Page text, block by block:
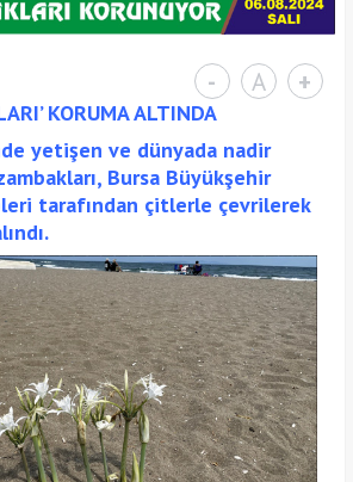
- A +
KORUMA ALTINDA
yetişen ve dünyada nadir
Bursa Büyükşehir
tarafından çitlerle çevrilerek